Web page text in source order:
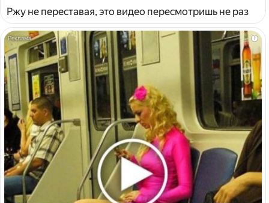
Ржу не переставая, это видео пересмотришь не раз
i